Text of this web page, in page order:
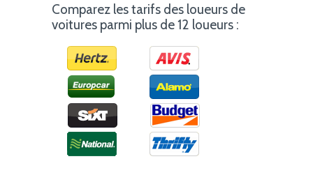
Comparez les tarifs des loueurs de
voitures parmi plus de 12 loueurs :